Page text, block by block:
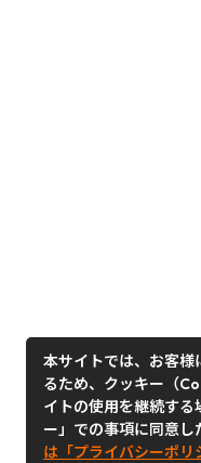
本サイトでは、お客様
るため、クッキー（
イトの使用を継続す
ー」での事項に同意し
は「プライバシーポリ